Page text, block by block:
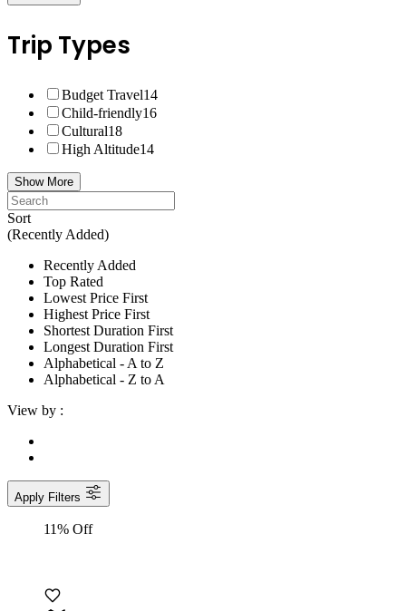
Trip Types
Budget Travel14
Child-friendly16
Cultural18
High Altitude14
Show More
Sort
(Recently Added)
Recently Added
Top Rated
Lowest Price First
Highest Price First
Shortest Duration First
Longest Duration First
Alphabetical - A to Z
Alphabetical - Z to A
View by :
Apply Filters
11% Off